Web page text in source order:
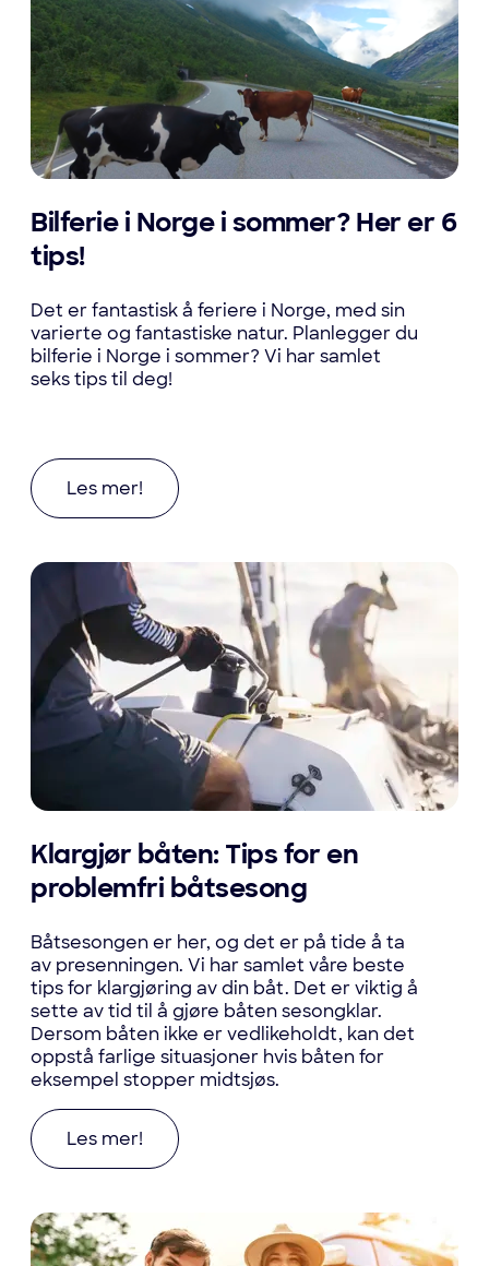
Bilferie i Norge i sommer? Her er 6
tips!
Det er fantastisk å feriere i Norge, med sin
varierte og fantastiske natur. Planlegger du
bilferie i Norge i sommer? Vi har samlet
seks tips til deg!
Les mer om Bilferie i Norge i sommer? Her er 6
Les mer!
Klargjør båten: Tips for en
problemfri båtsesong
Båtsesongen er her, og det er på tide å ta
av presenningen. Vi har samlet våre beste
tips for klargjøring av din båt. Det er viktig å
sette av tid til å gjøre båten sesongklar.
Dersom båten ikke er vedlikeholdt, kan det
oppstå farlige situasjoner hvis båten for
eksempel stopper midtsjøs.
Les mer om Klargjør båten: Tips for en
Les mer!